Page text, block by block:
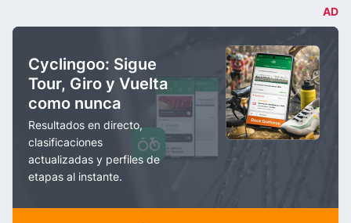
AD
Cyclingoo: Sigue
Tour, Giro y Vuelta
como nunca
Resultados en directo,
clasificaciones
actualizadas y perfiles de
etapas al instante.